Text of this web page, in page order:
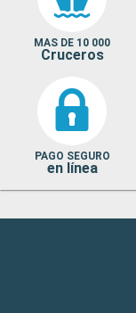
MAS DE 10 000
Cruceros
PAGO SEGURO
en línea